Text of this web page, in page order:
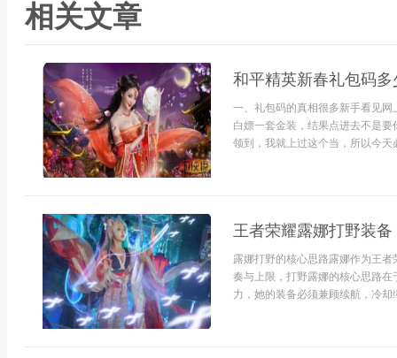
相关文章
和平精英新春礼包码
一、礼包码的真相很多新手看见
白嫖一套金装，结果点进去不是
领到，我就上过这个当，所以今
王者荣耀露娜打野装
露娜打野的核心思路露娜作为王
奏与上限，打野露娜的核心思路
力，她的装备必须兼顾续航，冷却